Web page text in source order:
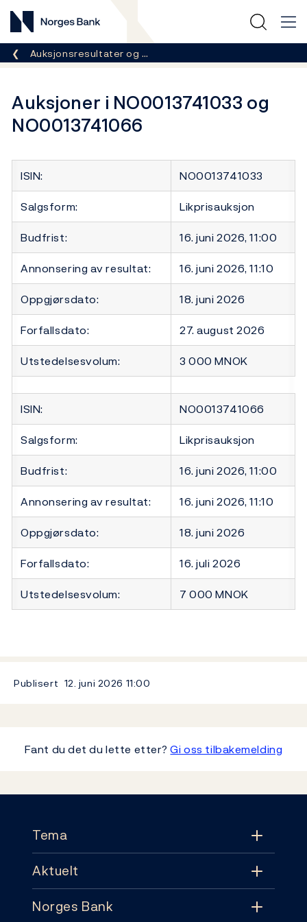
Norges Bank
Her er du nå:
Auksjonsresultater og …
Auksjoner i NO0013741033 og
NO0013741066
ISIN:
NO0013741033
Salgsform:
Likprisauksjon
Budfrist:
16. juni 2026, 11:00
Annonsering av resultat:
16. juni 2026, 11:10
Oppgjørsdato:
18. juni 2026
Forfallsdato:
27. august 2026
Utstedelsesvolum:
3 000 MNOK
ISIN:
NO0013741066
Salgsform:
Likprisauksjon
Budfrist:
16. juni 2026, 11:00
Annonsering av resultat:
16. juni 2026, 11:10
Oppgjørsdato:
18. juni 2026
Forfallsdato:
16. juli 2026
Utstedelsesvolum:
7 000 MNOK
Publisert 12. juni 2026 11:00
Fant du det du lette etter?Gi oss tilbakemelding
Tema
Tema
Pengepolitikk
Aktuelt
Aktuelt
Norges Bank